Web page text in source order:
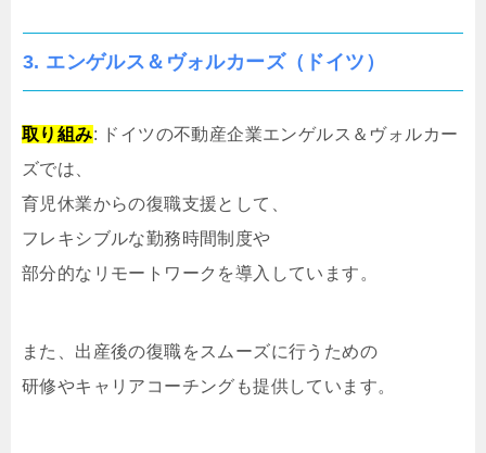
3. エンゲルス＆ヴォルカーズ（ドイツ）
取り組み: ドイツの不動産企業エンゲルス＆ヴォルカー
ズでは、
育児休業からの復職支援として、
フレキシブルな勤務時間制度や
部分的なリモートワークを導入しています。
また、出産後の復職をスムーズに行うための
研修やキャリアコーチングも提供しています。